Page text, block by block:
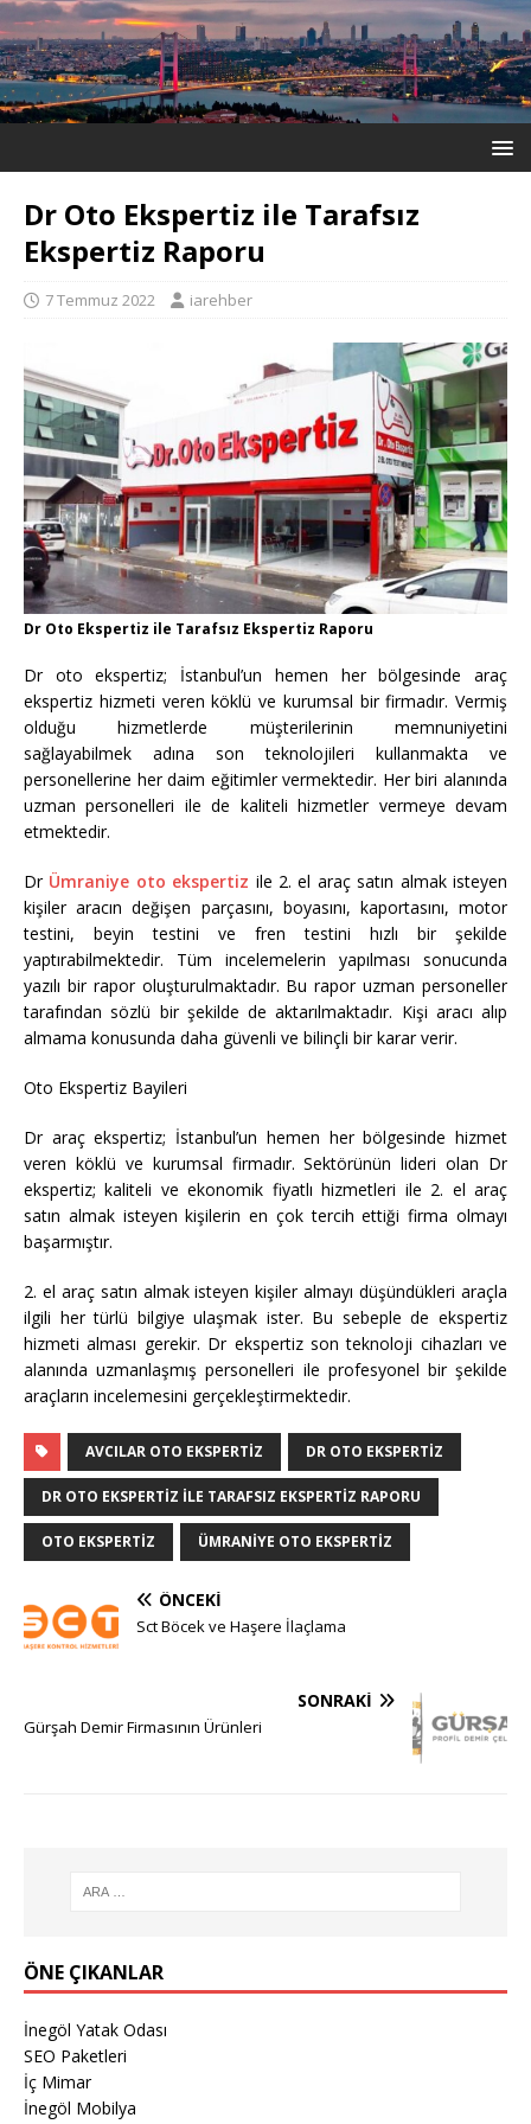
Dr Oto Ekspertiz ile Tarafsız
Ekspertiz Raporu
7 Temmuz 2022 iarehber
Dr Oto Ekspertiz ile Tarafsız Ekspertiz Raporu
Dr oto ekspertiz; İstanbul’un hemen her bölgesinde araç
ekspertiz hizmeti veren köklü ve kurumsal bir firmadır. Vermiş
olduğu hizmetlerde müşterilerinin memnuniyetini
sağlayabilmek adına son teknolojileri kullanmakta ve
personellerine her daim eğitimler vermektedir. Her biri alanında
uzman personelleri ile de kaliteli hizmetler vermeye devam
etmektedir.
Dr Ümraniye oto ekspertiz ile 2. el araç satın almak isteyen
kişiler aracın değişen parçasını, boyasını, kaportasını, motor
testini, beyin testini ve fren testini hızlı bir şekilde
yaptırabilmektedir. Tüm incelemelerin yapılması sonucunda
yazılı bir rapor oluşturulmaktadır. Bu rapor uzman personeller
tarafından sözlü bir şekilde de aktarılmaktadır. Kişi aracı alıp
almama konusunda daha güvenli ve bilinçli bir karar verir.
Oto Ekspertiz Bayileri
Dr araç ekspertiz; İstanbul’un hemen her bölgesinde hizmet
veren köklü ve kurumsal firmadır. Sektörünün lideri olan Dr
ekspertiz; kaliteli ve ekonomik fiyatlı hizmetleri ile 2. el araç
satın almak isteyen kişilerin en çok tercih ettiği firma olmayı
başarmıştır.
2. el araç satın almak isteyen kişiler almayı düşündükleri araçla
ilgili her türlü bilgiye ulaşmak ister. Bu sebeple de ekspertiz
hizmeti alması gerekir. Dr ekspertiz son teknoloji cihazları ve
alanında uzmanlaşmış personelleri ile profesyonel bir şekilde
araçların incelemesini gerçekleştirmektedir.
AVCILAR OTO EKSPERTIZ DR OTO EKSPERTIZ
DR OTO EKSPERTIZ ILE TARAFSIZ EKSPERTIZ RAPORU
OTO EKSPERTIZ ÜMRANIYE OTO EKSPERTIZ
ÖNCEKI
Sct Böcek ve Haşere İlaçlama
SONRAKI
Gürşah Demir Firmasının Ürünleri
ÖNE ÇIKANLAR
İnegöl Yatak Odası
SEO Paketleri
İç Mimar
İnegöl Mobilya